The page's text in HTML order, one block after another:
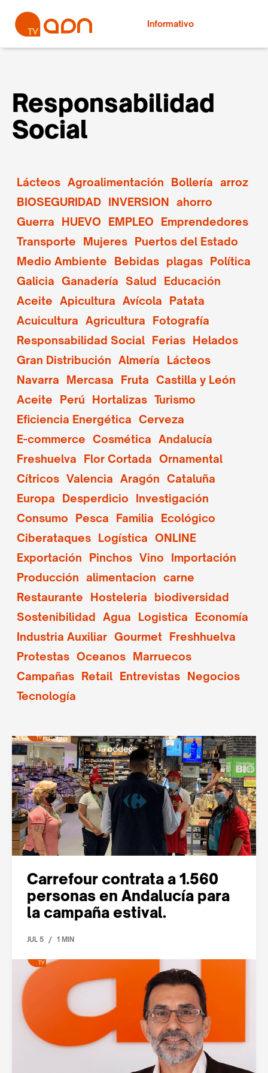
Informativo
Responsabilidad
Social
Lácteos Agroalimentación Bollería arroz
BIOSEGURIDAD INVERSION ahorro
Guerra
HUEVO EMPLEO
Emprendedores
Transporte
Mujeres Puertos del Estado
Medio Ambiente
Bebidas plagas Política
Galicia Ganadería Salud
Educación
Aceite Apicultura Avícola
Patata
Acuicultura Agricultura
Fotografía
Responsabilidad Social Ferias Helados
Gran Distribución Almería
Lácteos
Navarra
Mercasa Fruta Castilla y León
Aceite
Perú Hortalizas Turismo
Eficiencia Energética Cerveza
E-commerce Cosmética Andalucía
Freshuelva
Flor Cortada Ornamental
Cítricos Valencia Aragón Cataluña
Europa
Desperdicio
Investigación
Consumo
Pesca Familia
Ecológico
Ciberataques Logística ONLINE
Exportación
Pinchos Vino
Importación
Producción alimentacion carne
Restaurante
Hosteleria
biodiversidad
Sostenibilidad Agua Logistica
Economía
Industria Auxiliar Gourmet Freshhuelva
Protestas Oceanos Marruecos
Campañas Retail Entrevistas Negocios
Tecnología
Carrefour contrata a 1.560
personas en Andalucía para
la campaña estival.
JUL 5 / 1 MIN